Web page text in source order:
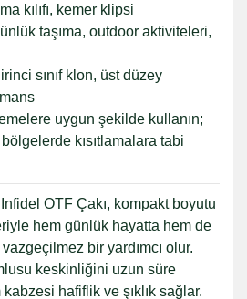
kılıfı, kemer klipsi
taşıma, outdoor aktiviteleri,
sınıf klon, üst düzey
uygun şekilde kullanın;
kısıtlamalara tabi
OTF Çakı, kompakt boyutu
hem günlük hayatta hem de
bir yardımcı olur.
keskinliğini uzun süre
hafiflik ve şıklık sağlar.